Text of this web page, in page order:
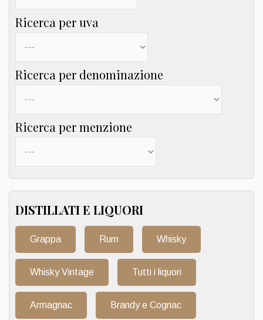
Ricerca per uva
Ricerca per denominazione
Ricerca per menzione
DISTILLATI E LIQUORI
Grappa Rum Whisky
Whisky Vintage Tutti i liquori
Armagnac Brandy e Cognac